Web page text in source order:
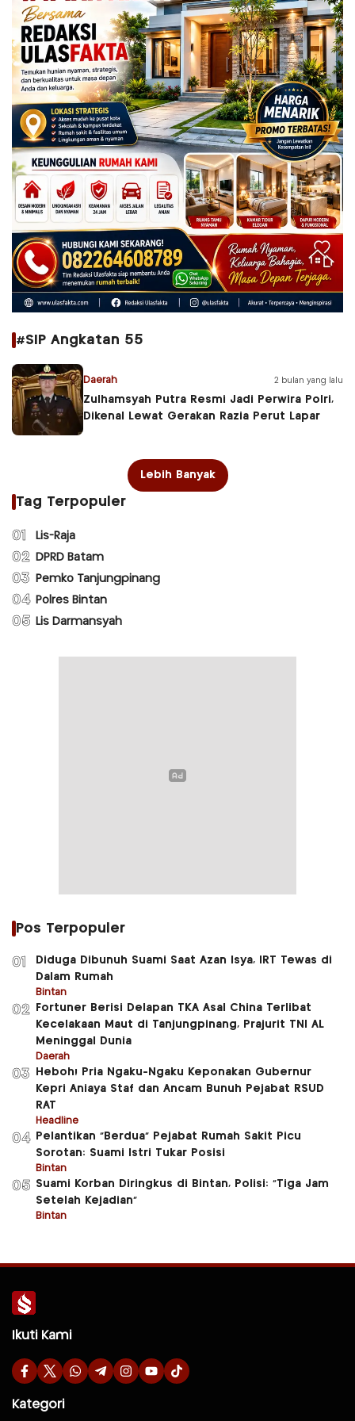
#SIP Angkatan 55
Daerah 2 bulan yang lalu
Zulhamsyah Putra Resmi Jadi Perwira Polri,
Dikenal Lewat Gerakan Razia Perut Lapar
Lebih Banyak
Tag Terpopuler
01 Lis-Raja
02 DPRD Batam
03 Pemko Tanjungpinang
04 Polres Bintan
05 Lis Darmansyah
Pos Terpopuler
01
Diduga Dibunuh Suami Saat Azan Isya, IRT Tewas di
Dalam Rumah
Bintan
02
Fortuner Berisi Delapan TKA Asal China Terlibat
Kecelakaan Maut di Tanjungpinang, Prajurit TNI AL
Meninggal Dunia
Daerah
03
Heboh! Pria Ngaku-Ngaku Keponakan Gubernur
Kepri Aniaya Staf dan Ancam Bunuh Pejabat RSUD
RAT
Headline
04
Pelantikan “Berdua” Pejabat Rumah Sakit Picu
Sorotan: Suami Istri Tukar Posisi
Bintan
05 Suami Korban Diringkus di Bintan, Polisi: “Tiga Jam
Setelah Kejadian”
Bintan
Ikuti Kami
Kategori